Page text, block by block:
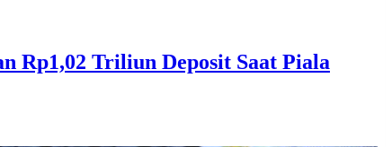
Rp1,02 Triliun Deposit Saat Piala